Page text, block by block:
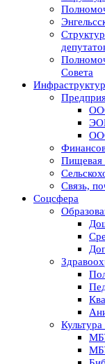
Совета
Пищевая
Связь,
Соцсфера
Культура